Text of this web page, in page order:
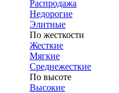
Распродажа
Недорогие
Элитные
По жесткости
Жесткие
Мягкие
Среднежесткие
По высоте
Высокие